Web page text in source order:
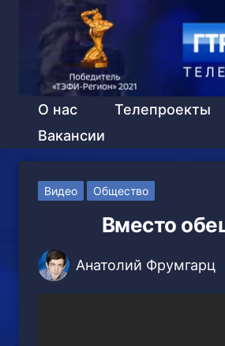
О нас Телепроекты
Вакансии
Видео Общество
Вместо
Анатолий Фрумгарц